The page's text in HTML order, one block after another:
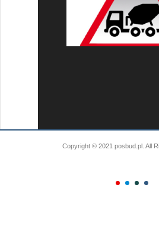
Copyright © 2021 posbud.pl. All